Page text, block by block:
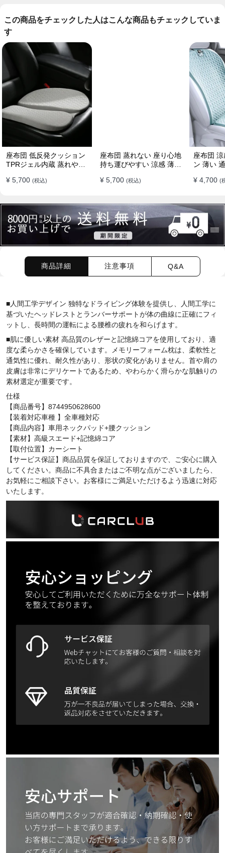
この商品をチェックした人はこんな商品もチェックしていま
す
座布団 低反発クッション
TPRジェル内蔵 蒸れやす
¥ 5,700 (税込)
座布団 蒸れない 座り心地
持ち運びやすい 涼感 薄い
¥ 5,700 (税込)
座布団
ン 薄い
すめ
¥ 4,700 (
商品詳細 注意事項 Q&A
■人間工学デザイン 独特なドライビング体験を提供し、人間工学に
基づいたヘッドレストとランバーサポートが体の曲線に正確にフィ
ットし、長時間の運転による腰椎の疲れを和らげます。
■肌に優しい素材 高品質のレザーと記憶綿コアを使用しており、適
度な柔らかさを確保しています。メモリーフォーム枕は、柔軟性と
通気性に優れ、耐久性があり、形状の変化がありません。首や肩の
皮膚は非常にデリケートであるため、やわらかく滑らかな肌触りの
素材選定が重要です。
仕様
【商品番号】8744950628600
【装着対応車種 】全車種対応
【商品内容】車用ネックパッド+腰クッション
【素材】高級スエード+記憶綿コア
【取付位置】カーシート
【サービス保証】商品品質を保証しておりますので、ご安心に購入
してください。商品に不具合またはご不明な点がございましたら、
お気軽にご相談下さい。お客様にご満足いただけるよう迅速に対応
いたします。